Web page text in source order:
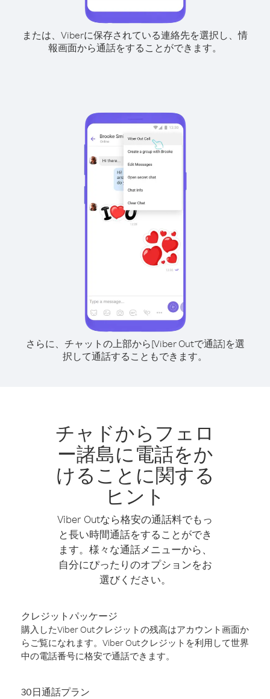
または、Viberに保存されている連絡先を選択し、情
報画面から通話をすることができます。
さらに、チャットの上部から[Viber Outで通話]を選
択して通話することもできます。
チャドからフェロ
ー諸島に電話をか
けることに関する
ヒント
Viber Outなら格安の通話料でもっ
と長い時間通話をすることができ
ます。様々な通話メニューから、
自分にぴったりのオプションをお
選びください。
クレジットパッケージ
購入したViber Outクレジットの残高はアカウント画面か
らご覧になれます。Viber Outクレジットを利用して世界
中の電話番号に格安で通話できます。
30日通話プラン